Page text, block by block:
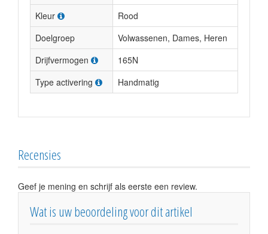
Kleur
Rood
Doelgroep
Volwassenen, Dames, Heren
Drijfvermogen
165N
Type activering
Handmatig
Recensies
Geef je mening en schrijf als eerste een review.
Wat is uw beoordeling voor dit artikel